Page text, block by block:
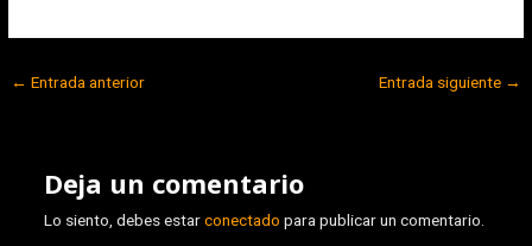
← Entrada anterior Entrada siguiente →
Deja un comentario
Lo siento, debes estarconectado para publicar un comentario.